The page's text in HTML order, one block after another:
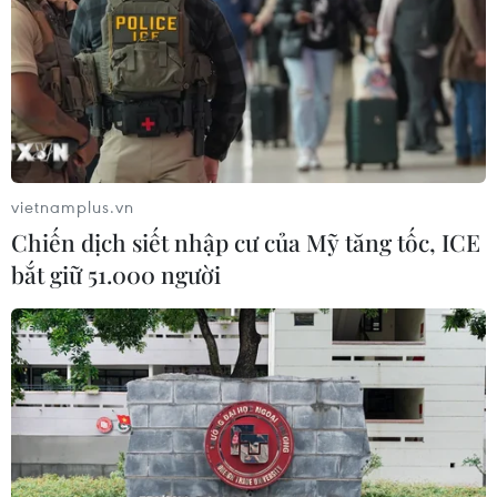
lực tăng
09/08/2026 09:43
Xuất khẩu dệt may 7 tháng đạt trên 27 tỷ USD, duy
trì đà tăng trưởng
09/08/2026 08:25
vietnamplus.vn
Chiến dịch siết nhập cư của Mỹ tăng tốc, ICE
bắt giữ 51.000 người